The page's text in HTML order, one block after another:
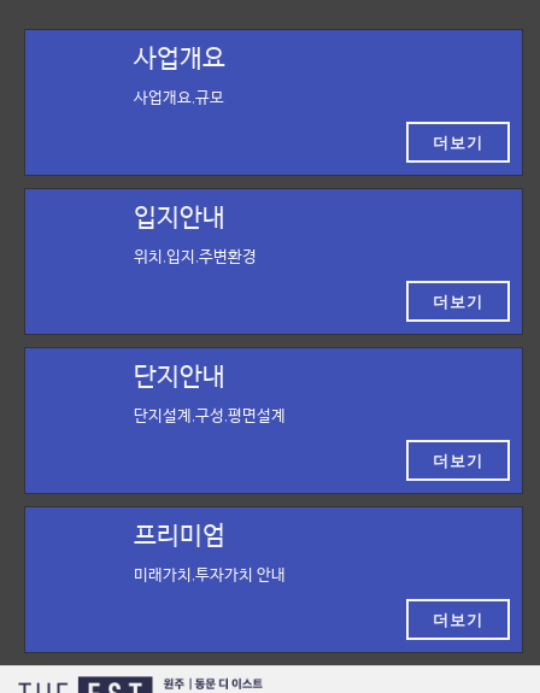
사업개요
사업개요,규모
더보기
입지안내
위치,입지,주변환경
더보기
단지안내
단지설계,구성,평면설계
더보기
프리미엄
미래가치,투자가치 안내
더보기